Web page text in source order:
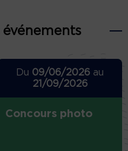
Du 09/06/2026 au
21/09/2026
Concours photo